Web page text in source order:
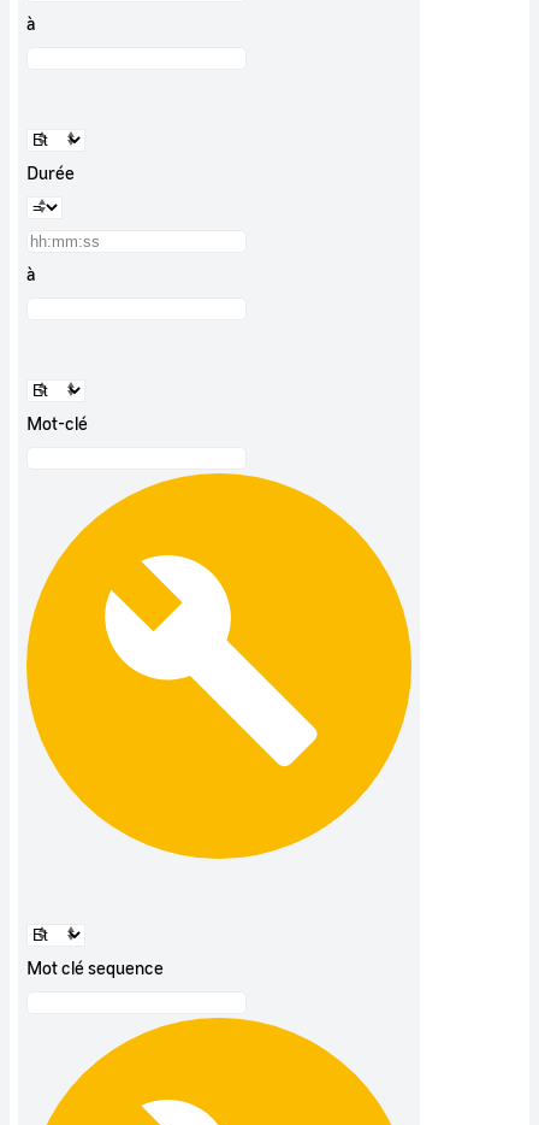
à
Durée
à
Mot-clé
Mot clé sequence